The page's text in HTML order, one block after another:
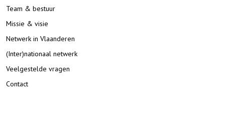
Team & bestuur
Missie & visie
Netwerk in Vlaanderen
(Inter)nationaal netwerk
Veelgestelde vragen
Contact